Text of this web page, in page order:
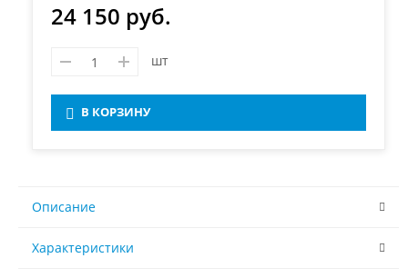
24 150 руб.
шт
В КОРЗИНУ
Описание
Характеристики